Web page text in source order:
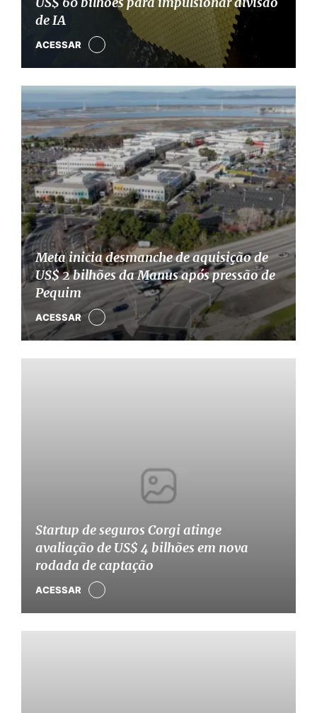
de IA
ACESSAR
Meta inicia desmanche de aquisição de
US$ 2 bilhões da Manus após pressão de
Pequim
ACESSAR
Startup de seguros Corgi atinge
avaliação de US$ 4 bilhões em nova
rodada de captação
ACESSAR